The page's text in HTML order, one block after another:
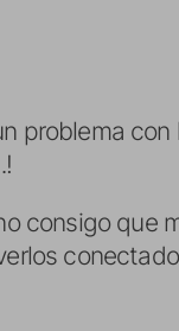
problema
consigo que